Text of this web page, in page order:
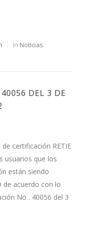
In Noticias
DEL 3 DE
certificación RETIE
usuarios que los
están siendo
de acuerdo con lo
No . 40056 del 3